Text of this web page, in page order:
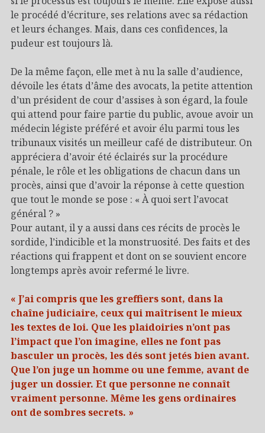
le procédé d’écriture, ses relations avec sa rédaction
et leurs échanges. Mais, dans ces confidences, la
pudeur est toujours là.
De la même façon, elle met à nu la salle d’audience,
dévoile les états d’âme des avocats, la petite attention
d’un président de cour d’assises à son égard, la foule
qui attend pour faire partie du public, avoue avoir un
médecin légiste préféré et avoir élu parmi tous les
tribunaux visités un meilleur café de distributeur. On
appréciera d’avoir été éclairés sur la procédure
pénale, le rôle et les obligations de chacun dans un
procès, ainsi que d’avoir la réponse à cette question
que tout le monde se pose : « À quoi sert l’avocat
général ? »
Pour autant, il y a aussi dans ces récits de procès le
sordide, l’indicible et la monstruosité. Des faits et des
réactions qui frappent et dont on se souvient encore
longtemps après avoir refermé le livre.
« J’ai compris que les greffiers sont, dans la
chaîne judiciaire, ceux qui maîtrisent le mieux
les textes de loi. Que les plaidoiries n’ont pas
l’impact que l’on imagine, elles ne font pas
basculer un procès, les dés sont jetés bien avant.
Que l’on juge un homme ou une femme, avant de
juger un dossier. Et que personne ne connaît
vraiment personne. Même les gens ordinaires
ont de sombres secrets. »